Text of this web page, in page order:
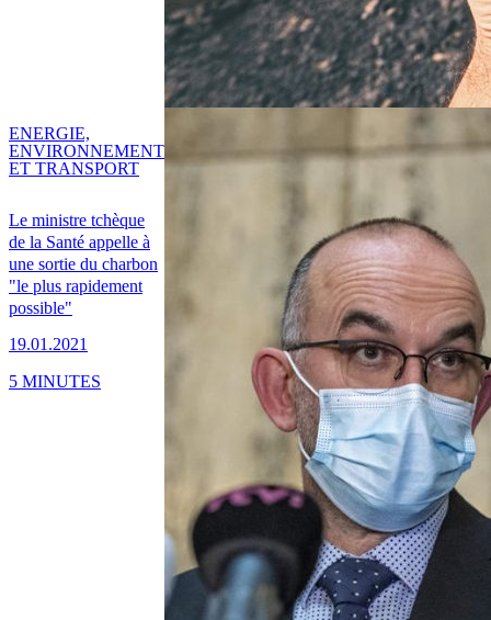
Le ministre tchèque
de la Santé appelle à
une sortie du charbon
"le plus rapidement
possible"
19.01.2021
ENERGIE,
ENVIRONNEMENT
ET TRANSPORT
5 MINUTES